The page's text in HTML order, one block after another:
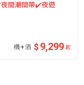
間潮間帶✔️夜遊
9,299 起